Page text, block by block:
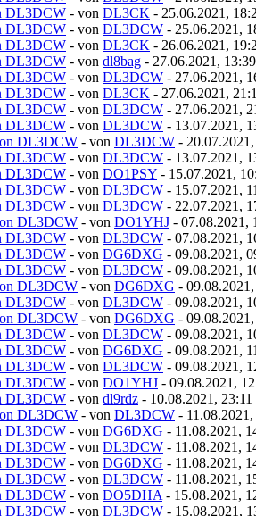
DL3DCW - von DL3CK - 25.06.2021,
DL3DCW - von DL3DCW - 25.06.2021,
DL3DCW - von DL3CK - 26.06.2021,
DL3DCW - von dl8bag - 27.06.2021, 13:39
DL3DCW - von DL3DCW - 27.06.2021,
DL3DCW - von DL3CK - 27.06.2021,
DL3DCW - von DL3DCW - 27.06.2021,
DL3DCW - von DL3DCW - 13.07.2021,
DL3DCW - von DL3DCW -
DL3DCW - von DL3DCW - 13.07.2021,
DL3DCW - von DO1PSY - 15.07.2021,
DL3DCW - von DL3DCW - 15.07.2021,
DL3DCW - von DL3DCW - 22.07.2021,
DL3DCW - von DO1YHJ - 07.08.2021,
DL3DCW - von DL3DCW - 07.08.2021,
DL3DCW - von DG6DXG - 09.08.2021,
DL3DCW - von DL3DCW - 09.08.2021,
DL3DCW - von DG6DXG -
DL3DCW - von DL3DCW - 09.08.2021,
DL3DCW - von DG6DXG -
DL3DCW - von DL3DCW - 09.08.2021,
DL3DCW - von DG6DXG - 09.08.2021,
DL3DCW - von DL3DCW - 09.08.2021,
DL3DCW - von DO1YHJ - 09.08.2021,
DL3DCW - von dl9rdz - 10.08.2021, 23:11
DL3DCW - von DL3DCW -
DL3DCW - von DG6DXG - 11.08.2021,
DL3DCW - von DL3DCW - 11.08.2021,
DL3DCW - von DG6DXG - 11.08.2021,
DL3DCW - von DL3DCW - 11.08.2021,
DL3DCW - von DO5DHA - 15.08.2021,
DL3DCW - von DL3DCW - 15.08.2021,